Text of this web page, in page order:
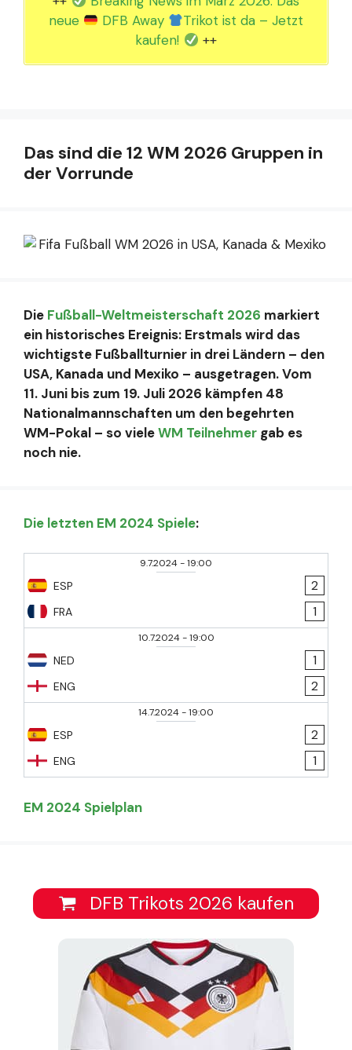
neue
DFB Away
Trikot ist da – Jetzt
kaufen!
++
Das sind die 12 WM 2026 Gruppen in
der Vorrunde
Die Fußball-Weltmeisterschaft 2026 markiert
ein historisches Ereignis: Erstmals wird das
wichtigste Fußballturnier in drei Ländern – den
USA, Kanada und Mexiko – ausgetragen. Vom
11. Juni bis zum 19. Juli 2026 kämpfen 48
Nationalmannschaften um den begehrten
WM-Pokal – so vieleWM Teilnehmer gab es
noch nie.
Die letzten EM 2024 Spiele:
9.7.2024-19:00
ESP
FRA
2
1
10.7.2024-19:00
NED
ENG
1
2
14.7.2024-19:00
ESP
ENG
2
1
EM 2024 Spielplan
DFB Trikots 2026 kaufen